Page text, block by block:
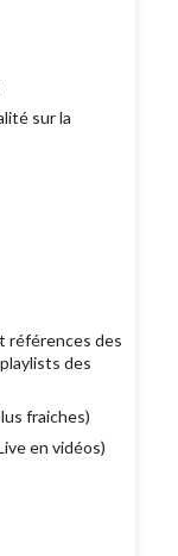
sur la
références des
des
fraiches)
en vidéos)